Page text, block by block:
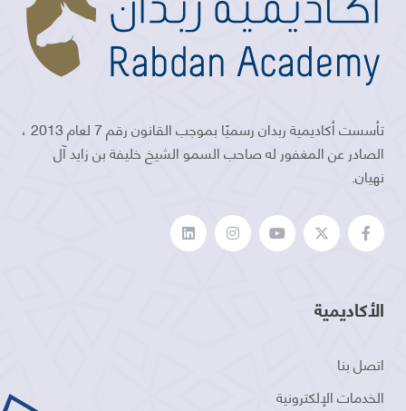
تأسست أكاديمية ربدان رسميًا بموجب القانون رقم 7 لعام 2013 ،
الصادر عن المغفور له صاحب السمو الشيخ خليفة بن زايد آل
نهيان.
الأكاديمية
اتصل بنا
الخدمات الإلكترونية